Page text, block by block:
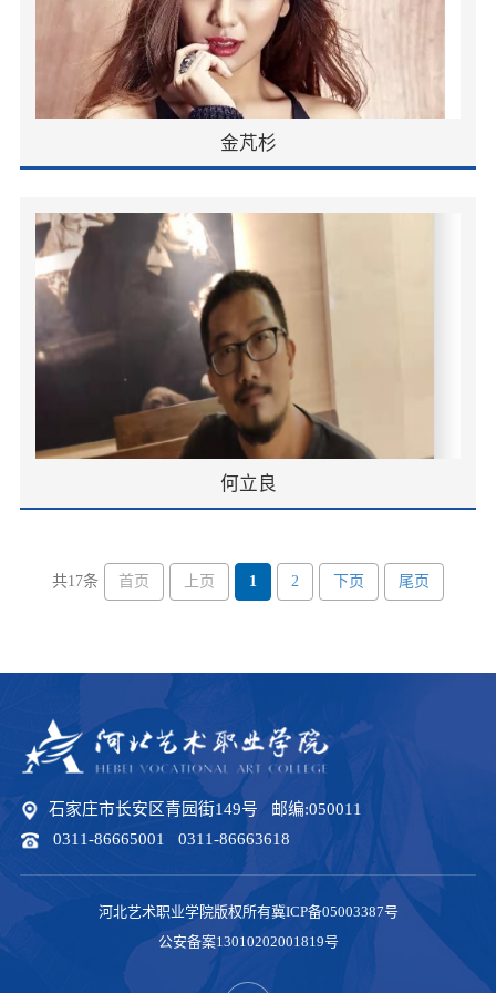
金芃杉
何立良
共17条 首页 上页 1 2 下页 尾页
石家庄市长安区青园街149号 邮编:050011
0311-86665001 0311-86663618
河北艺术职业学院版权所有冀ICP备05003387号
公安备案13010202001819号